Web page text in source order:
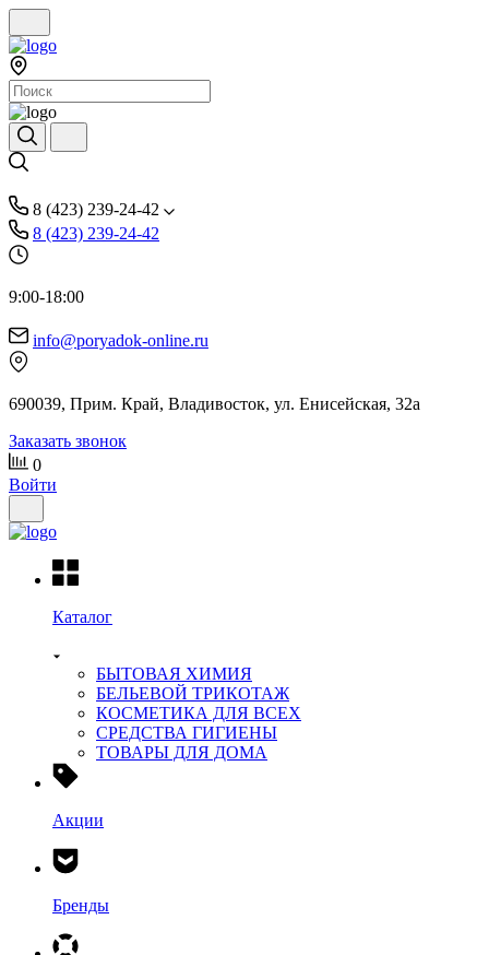
8 (423) 239-24-42
8 (423) 239-24-42
9:00-18:00
info@poryadok-online.ru
690039, Прим. Край, Владивосток, ул. Енисейская, 32а
Заказать звонок
0
Войти
Каталог
БЫТОВАЯ ХИМИЯ
БЕЛЬЕВОЙ ТРИКОТАЖ
КОСМЕТИКА ДЛЯ ВСЕХ
СРЕДСТВА ГИГИЕНЫ
ТОВАРЫ ДЛЯ ДОМА
Акции
Бренды